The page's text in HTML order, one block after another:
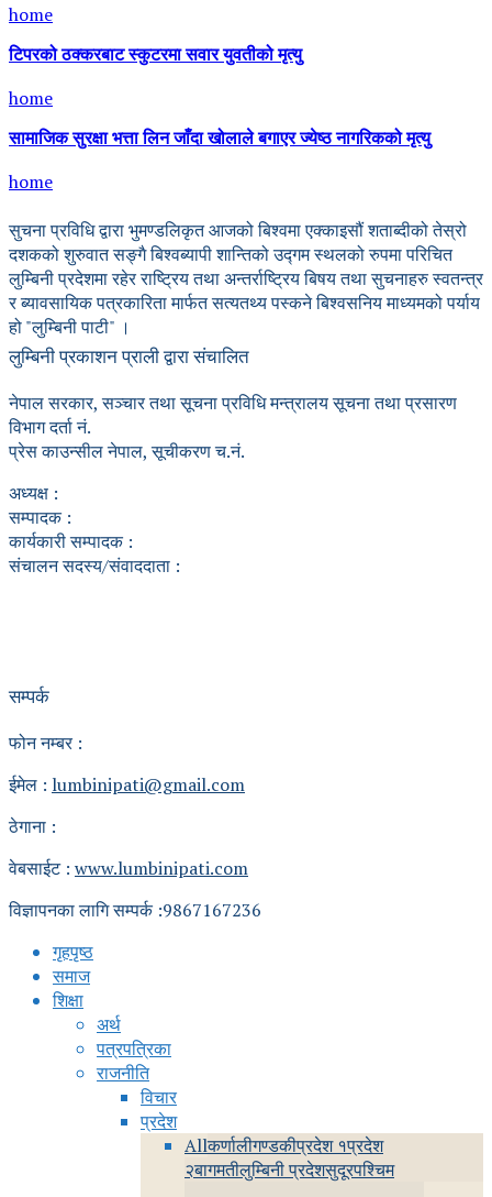
home
टिपरको ठक्करबाट स्कुटरमा सवार युवतीको मृत्यु
home
सामाजिक सुरक्षा भत्ता लिन जाँदा खोलाले बगाएर ज्येष्ठ नागरिकको मृत्यु
home
सुचना प्रविधि द्वारा भुमण्डलिकृत आजको बिश्वमा एक्काइसौं शताब्दीको तेस्रो
दशकको शुरुवात सङ्गै बिश्वब्यापी शान्तिको उद्गम स्थलको रुपमा परिचित
लुम्बिनी प्रदेशमा रहेर राष्ट्रिय तथा अन्तर्राष्ट्रिय बिषय तथा सुचनाहरु स्वतन्त्र
र ब्यावसायिक पत्रकारिता मार्फत सत्यतथ्य पस्कने बिश्वसनिय माध्यमको पर्याय
हो "लुम्बिनी पाटी" ।
लुम्बिनी प्रकाशन प्राली द्वारा संचालित
नेपाल सरकार, सञ्चार तथा सूचना प्रविधि मन्त्रालय सूचना तथा प्रसारण
विभाग दर्ता नं.
प्रेस काउन्सील नेपाल, सूचीकरण च.नं.
अध्यक्ष :
सम्पादक :
कार्यकारी सम्पादक :
संचालन सदस्य/संवाददाता :
सम्पर्क
फोन नम्बर :
ईमेल : lumbinipati@gmail.com
ठेगाना :
वेबसाईट : www.lumbinipati.com
विज्ञापनका लागि सम्पर्क :9867167236
गृहपृष्ठ
समाज
शिक्षा
अर्थ
पत्रपत्रिका
राजनीति
विचार
प्रदेश
Allकर्णालीगण्डकीप्रदेश १प्रदेश
२बागमतीलुम्बिनी प्रदेशसुदूरपश्चिम